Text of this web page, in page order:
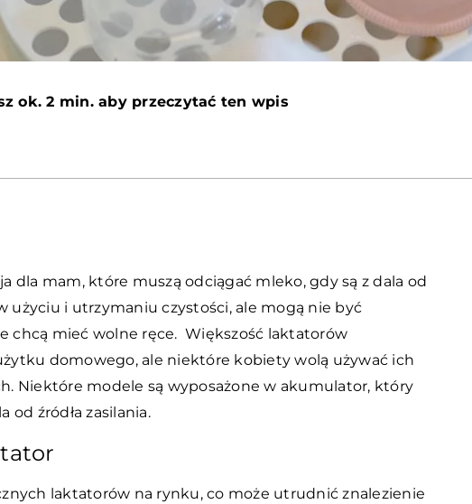
ok. 2 min. aby przeczytać ten wpis
dla mam, które muszą odciągać mleko, gdy są z dala od
użyciu i utrzymaniu czystości, ale mogą nie być
chcą mieć wolne ręce. Większość laktatorów
domowego, ale niektóre kobiety wolą używać ich
Niektóre modele są wyposażone w akumulator, który
od źródła zasilania.
laktatorów na rynku, co może utrudnić znalezienie